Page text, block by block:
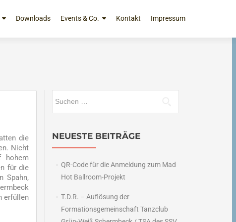
Downloads Events & Co. Kontakt Impressum
die
Nicht
hohem
für die
Spahn,
erfüllen
NEUESTE BEITRÄGE
QR-Code für die Anmeldung zum Mad
Hot Ballroom-Projekt
T.D.R. – Auflösung der
Formationsgemeinschaft Tanzclub